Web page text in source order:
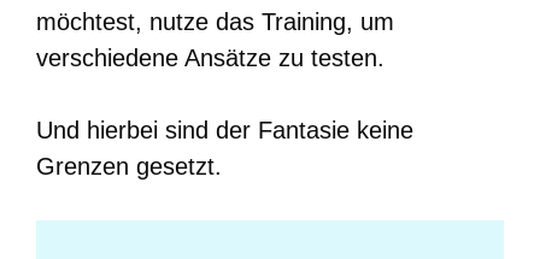
möchtest, nutze das Training, um
verschiedene Ansätze zu testen.
Und hierbei sind der Fantasie keine
Grenzen gesetzt.